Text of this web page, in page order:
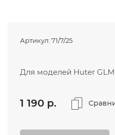
8
Артикул: 71/7/25
Для моделей Huter GLM-
1 190 p.